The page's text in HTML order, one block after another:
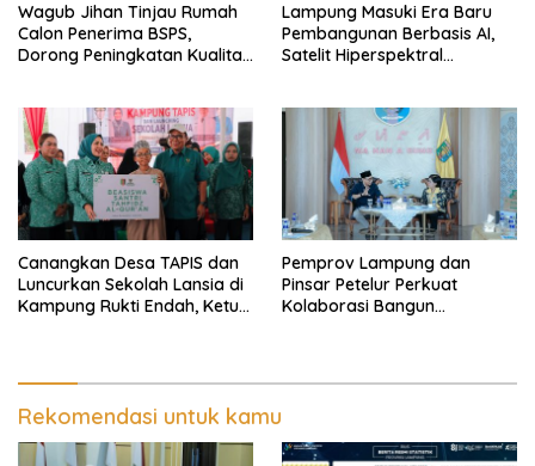
Wagub Jihan Tinjau Rumah
Calon Penerima BSPS,
Dorong Peningkatan Kualitas
Lampung Masuki Era Baru
Pembangunan Berbasis AI,
Satelit Hiperspektral
Canangkan Desa TAPIS dan
Luncurkan Sekolah Lansia di
Kampung Rukti Endah, Ketua
Pemprov Lampung dan
Pinsar Petelur Perkuat
Kolaborasi Bangun
Rekomendasi untuk kamu